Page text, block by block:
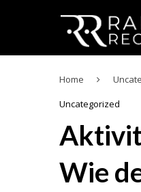
Home
Uncategorized
Wie